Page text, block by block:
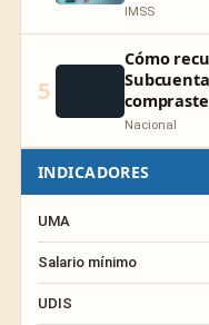
IMSS
5
Cómo
Nacional
INDICADORES
UMA
Salario mínimo
UDIS